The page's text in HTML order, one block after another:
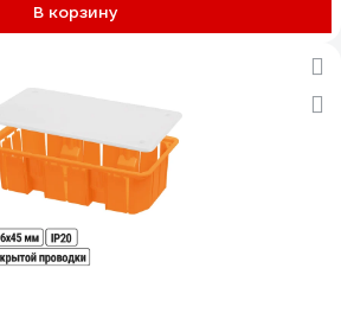
В корзину